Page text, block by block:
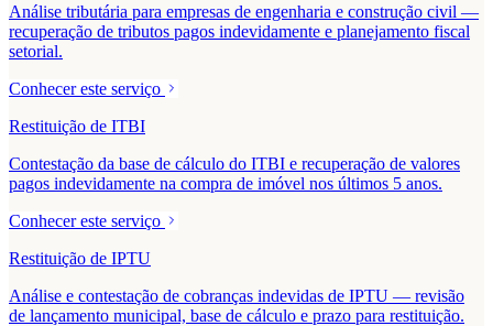
Análise tributária para empresas de engenharia e construção civil —
recuperação de tributos pagos indevidamente e planejamento fiscal
setorial.
Conhecer este serviço
Restituição de ITBI
Contestação da base de cálculo do ITBI e recuperação de valores
pagos indevidamente na compra de imóvel nos últimos 5 anos.
Conhecer este serviço
Restituição de IPTU
Análise e contestação de cobranças indevidas de IPTU — revisão
de lançamento municipal, base de cálculo e prazo para restituição.